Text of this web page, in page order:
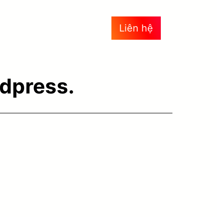
Liên hệ